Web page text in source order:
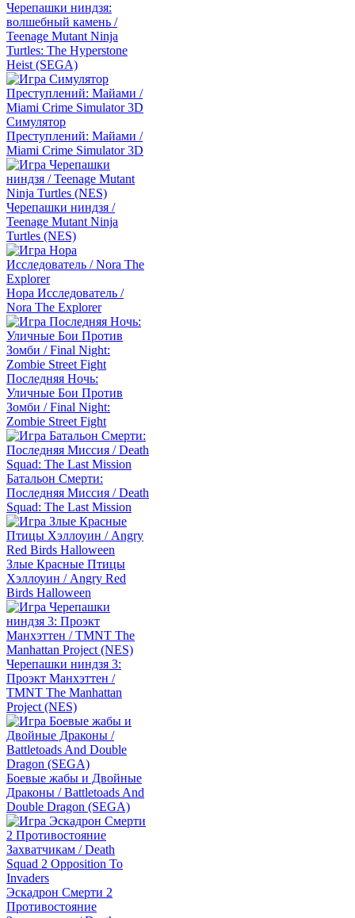
Черепашки ниндзя:
волшебный камень /
Teenage Mutant Ninja
Turtles: The Hyperstone
Heist (SEGA)
Симулятор
Преступлений: Майами /
Miami Crime Simulator 3D
Черепашки ниндзя /
Teenage Mutant Ninja
Turtles (NES)
Нора Исследователь /
Nora The Explorer
Последняя Ночь:
Уличные Бои Против
Зомби / Final Night:
Zombie Street Fight
Батальон Смерти:
Последняя Миссия / Death
Squad: The Last Mission
Злые Красные Птицы
Хэллоуин / Angry Red
Birds Halloween
Черепашки ниндзя 3:
Проэкт Манхэттен /
TMNT The Manhattan
Project (NES)
Боевые жабы и Двойные
Драконы / Battletoads And
Double Dragon (SEGA)
Эскадрон Смерти 2
Противостояние